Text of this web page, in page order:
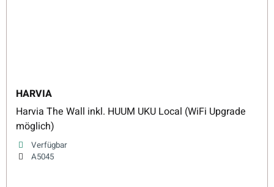
HARVIA
Harvia The Wall inkl. HUUM UKU Local (WiFi Upgrade
möglich)
Verfügbar
A5045